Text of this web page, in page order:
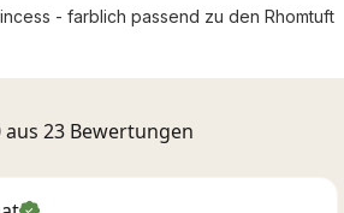
- farblich passend zu den Rhomtuft
aus 23 Bewertungen